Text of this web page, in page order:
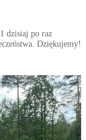
dzisiaj po raz
Dziękujemy!